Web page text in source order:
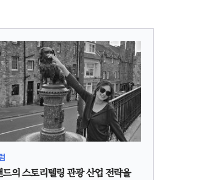
의 스토리텔링 관광 산업 전략을